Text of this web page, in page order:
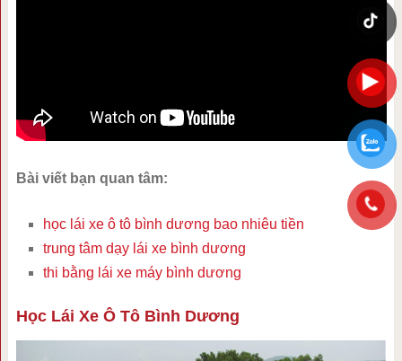
Bài viết bạn quan tâm:
học lái xe ô tô bình dương bao nhiêu tiền
trung tâm dạy lái xe bình dương
thi bằng lái xe máy bình dương
Học Lái Xe Ô Tô Bình Dương